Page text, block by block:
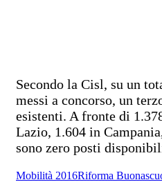
Secondo la Cisl, su un
messi a concorso, un
esistenti. A fronte di
Lazio, 1.604 in
sono zero posti
Mobilità 2016Riforma